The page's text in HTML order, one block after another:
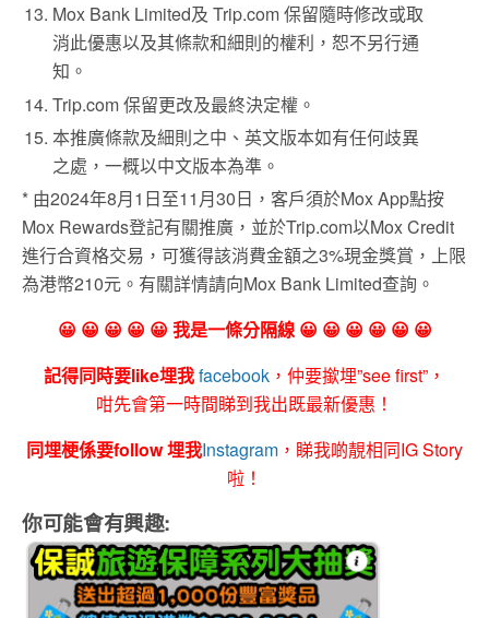
Mox Bank Limited及 Trip.com 保留隨時修改或取
消此優惠以及其條款和細則的權利，恕不另行通
知。
Trip.com 保留更改及最終決定權。
本推廣條款及細則之中、英文版本如有任何歧異
之處，一概以中文版本為準。
* 由2024年8月1日至11月30日，客戶須於Mox App點按
Mox Rewards登記有關推廣，並於Trip.com以Mox Credit
進行合資格交易，可獲得該消費金額之3%現金獎賞，上限
為港幣210元。有關詳情請向Mox Bank Limited查詢。
😀 😀 😀 😀 😀 我是一條分隔線 😀 😀 😀 😀 😀 😀
記得同時要like埋我facebook ，仲要撳埋”see first”，
咁先會第一時間睇到我出既最新優惠！
同埋梗係要follow 埋我Instagram ，睇我啲靚相同IG Story
啦！
你可能會有興趣: